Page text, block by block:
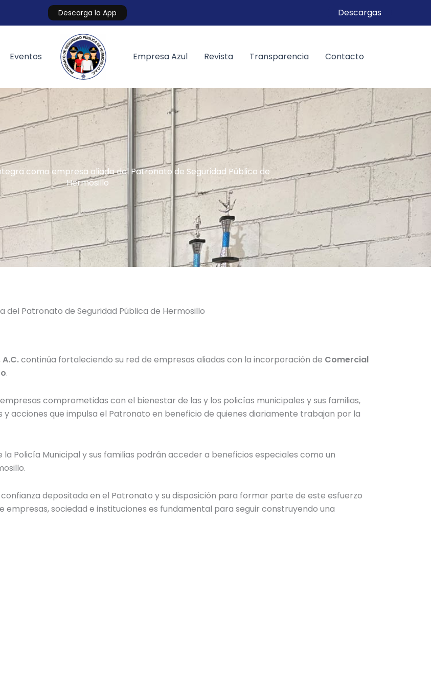
Descarga la App Descargas
Eventos Empresa Azul Revista Transparencia Contacto
como empresa aliada del Patronato de Seguridad Pública de
Hermosillo
Patronato de Seguridad Pública de Hermosillo
continúa fortaleciendo su red de empresas aliadas con la incorporación de Comercial
.
comprometidas con el bienestar de las y los policías municipales y sus familias,
acciones que impulsa el Patronato en beneficio de quienes diariamente trabajan por la
Policía Municipal y sus familias podrán acceder a beneficios especiales como un
depositada en el Patronato y su disposición para formar parte de este esfuerzo
sociedad e instituciones es fundamental para seguir construyendo una